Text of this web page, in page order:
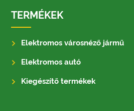
TERMÉKEK
Elektromos városnéző jármű
Elektromos autó
Kiegészítő termékek